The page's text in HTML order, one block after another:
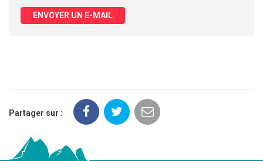
ENVOYER UN E-MAIL
Partager sur :